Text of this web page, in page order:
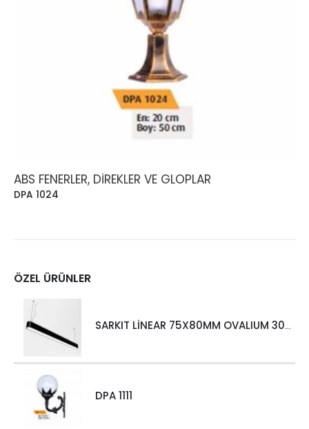
ABS FENERLER, DIREKLER VE GLOPLAR
DPA 1024
ÖZEL ÜRÜNLER
SARKIT LİNEAR 75X80MM OVALIUM 30W 4000 LM MT
DPA 1111